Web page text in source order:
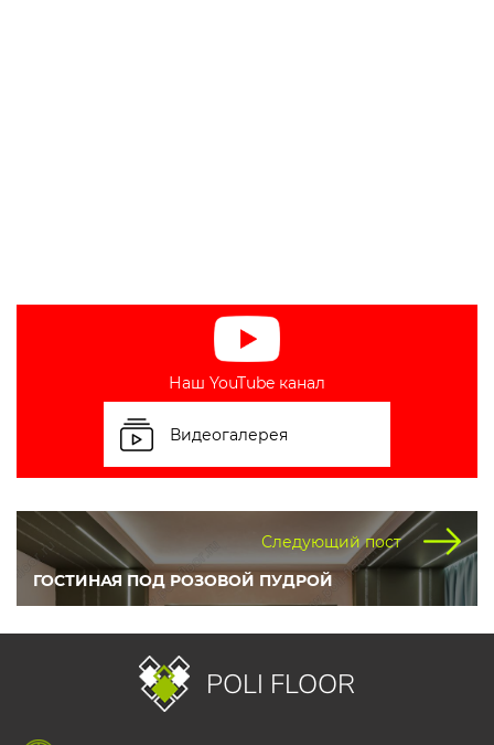
Наш YouTube канал
Видеогалерея
Следующий пост
ГОСТИНАЯ ПОД РОЗОВОЙ ПУДРОЙ
POLI FLOOR